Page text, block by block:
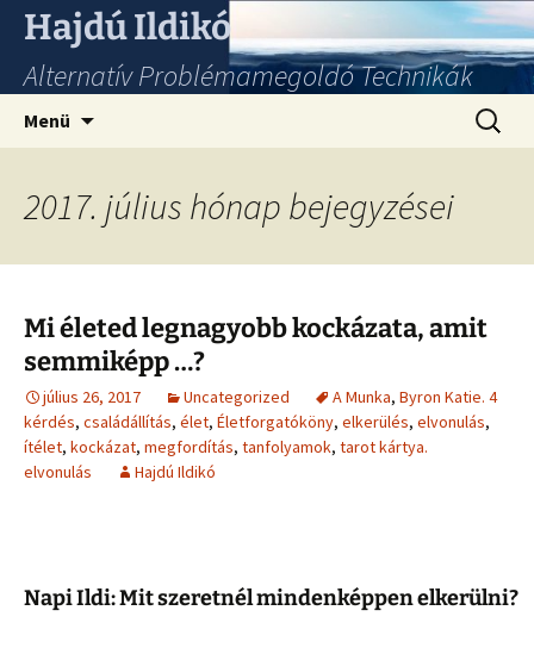
Hajdú Ildikó
Alternatív Problémamegoldó Technikák
Menü
2017. július hónap bejegyzései
Mi életed legnagyobb kockázata, amit
semmiképp …?
július 26, 2017 Uncategorized A Munka, Byron Katie. 4
kérdés, családállítás, élet, Életforgatóköny, elkerülés, elvonulás,
ítélet, kockázat, megfordítás, tanfolyamok, tarot kártya.
elvonulás
Hajdú Ildikó
Napi Ildi: Mit szeretnél mindenképpen elkerülni?